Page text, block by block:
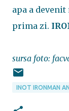
apa a
prima zi.
sursa foto:
INOT IRONMAN